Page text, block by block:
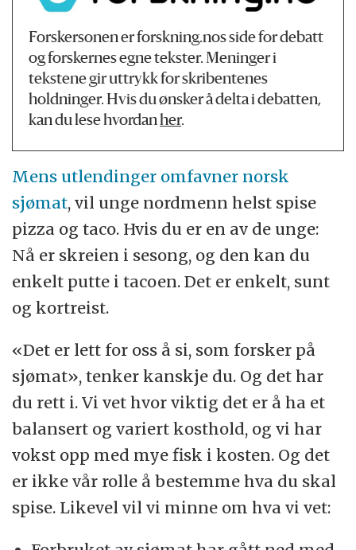
Forskersonen er forskning.nos side for debatt
og forskernes egne tekster. Meninger i
tekstene gir uttrykk for skribentenes
holdninger. Hvis du ønsker å delta i debatten,
kan du lese hvordanher.
Mens utlendinger omfavner norsk
sjømat, vil unge nordmenn helst spise
pizza og taco. Hvis du er en av de unge:
Nå er skreien i sesong, og den kan du
enkelt putte i tacoen. Det er enkelt, sunt
og kortreist.
«Det er lett for oss å si, som forsker på
sjømat», tenker kanskje du. Og det har
du rett i. Vi vet hvor viktig det er å ha et
balansert og variert kosthold, og vi har
vokst opp med mye fisk i kosten. Og det
er ikke vår rolle å bestemme hva du skal
spise. Likevel vil vi minne om hva vi vet: